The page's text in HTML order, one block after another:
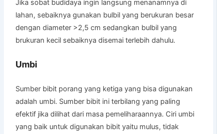
Jika sobat budidaya ingin langsung menanamnya di
lahan, sebaiknya gunakan bulbil yang berukuran besar
dengan diameter >2,5 cm sedangkan bulbil yang
brukuran kecil sebaiknya disemai terlebih dahulu.
Umbi
Sumber bibit porang yang ketiga yang bisa digunakan
adalah umbi. Sumber bibit ini terbilang yang paling
efektif jika dilihat dari masa pemeliharaannya. Ciri umbi
yang baik untuk digunakan bibit yaitu mulus, tidak